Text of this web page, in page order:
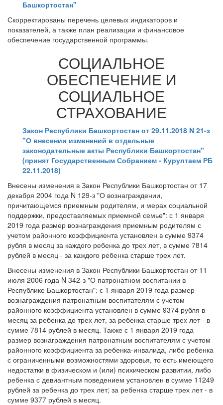
Башкортостан"
Скорректированы перечень целевых индикаторов и
показателей, а также план реализации и финансовое
обеспечение государственной программы.
СОЦИАЛЬНОЕ
ОБЕСПЕЧЕНИЕ И
СОЦИАЛЬНОЕ
СТРАХОВАНИЕ
Закон Республики Башкортостан от 29.11.2018 N 21-з
"О внесении изменений в отдельные
законодательные акты Республики Башкортостан"
(принят Государственным Собранием - Курултаем РБ
22.11.2018)
Внесены изменения в Закон Республики Башкортостан от 17
декабря 2004 года N 129-з "О вознаграждении,
причитающемся приемным родителям, и мерах социальной
поддержки, предоставляемых приемной семье": с 1 января
2019 года размер вознаграждения приемным родителям с
учетом районного коэффициента установлен в сумме 9374
рубля в месяц за каждого ребенка до трех лет, в сумме 7814
рублей в месяц - за каждого ребенка старше трех лет.
Внесены изменения в Закон Республики Башкортостан от 11
июля 2006 года N 342-з "О патронатном воспитании в
Республике Башкортостан": с 1 января 2019 года размер
вознаграждения патронатным воспитателям с учетом
районного коэффициента установлен в сумме 9374 рубля в
месяц за ребенка до трех лет, за ребенка старше трех лет - в
сумме 7814 рублей в месяц. Также с 1 января 2019 года
размер вознаграждения патронатным воспитателям с учетом
районного коэффициента за ребенка-инвалида, либо ребенка
с ограниченными возможностями здоровья, то есть имеющего
недостатки в физическом и (или) психическом развитии, либо
ребенка с девиантным поведением установлен в сумме 11249
рублей за ребенка до трех лет; за ребенка старше трех лет - в
сумме 9377 рублей в месяц.